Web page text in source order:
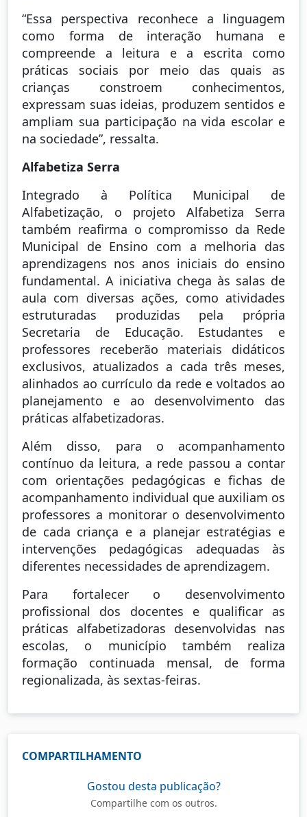
“Essa perspectiva reconhece a linguagem
como forma de interação humana e
compreende a leitura e a escrita como
práticas sociais por meio das quais as
crianças constroem conhecimentos,
expressam suas ideias, produzem sentidos e
ampliam sua participação na vida escolar e
na sociedade”, ressalta.
Alfabetiza Serra
Integrado à Política Municipal de
Alfabetização, o projeto Alfabetiza Serra
também reafirma o compromisso da Rede
Municipal de Ensino com a melhoria das
aprendizagens nos anos iniciais do ensino
fundamental. A iniciativa chega às salas de
aula com diversas ações, como atividades
estruturadas produzidas pela própria
Secretaria de Educação. Estudantes e
professores receberão materiais didáticos
exclusivos, atualizados a cada três meses,
alinhados ao currículo da rede e voltados ao
planejamento e ao desenvolvimento das
práticas alfabetizadoras.
Além disso, para o acompanhamento
contínuo da leitura, a rede passou a contar
com orientações pedagógicas e fichas de
acompanhamento individual que auxiliam os
professores a monitorar o desenvolvimento
de cada criança e a planejar estratégias e
intervenções pedagógicas adequadas às
diferentes necessidades de aprendizagem.
Para fortalecer o desenvolvimento
profissional dos docentes e qualificar as
práticas alfabetizadoras desenvolvidas nas
escolas, o município também realiza
formação continuada mensal, de forma
regionalizada, às sextas-feiras.
COMPARTILHAMENTO
Gostou desta publicação?
Compartilhe com os outros.